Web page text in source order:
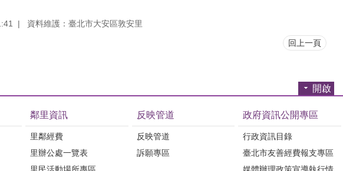
資料維護：臺北市大安區敦安里
回上一頁
開啟
鄰里資訊
里鄰經費
里辦公處一覽表
里民活動場所專區
反映管道
反映管道
訴願專區
政府資訊公開專區
行政資訊目錄
臺北市友善經費報支專區
媒體辦理政策宣導執行情